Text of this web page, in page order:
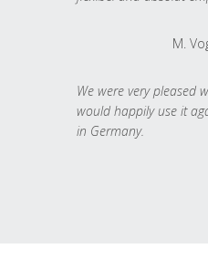
M.
We were very pleased
would happily use it
in Germany.